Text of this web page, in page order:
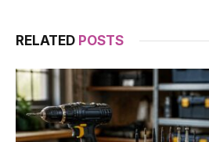
RELATED POSTS